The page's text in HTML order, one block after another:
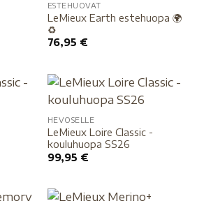
ESTEHUOVAT
LeMieux Earth estehuopa 🌍
♻️
76,95 €
HEVOSELLE
LeMieux Loire Classic -
kouluhuopa SS26
99,95 €